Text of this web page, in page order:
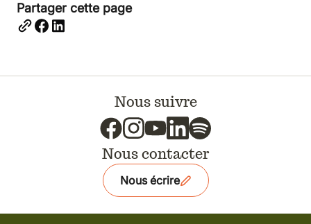
Partager cette page
Nous suivre
Nous contacter
Nous écrire